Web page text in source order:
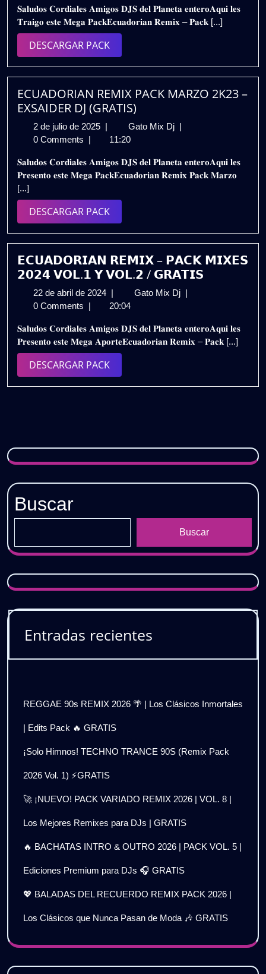
de
2024
𝐌𝐀𝐑𝐙𝐎
𝟐𝟎𝟐𝟒
𝐃𝐄𝐒𝐂𝐀𝐑𝐆𝐀
𝐆𝐑𝐀𝐓𝐈𝐒
𝐒𝐚𝐥𝐮𝐝𝐨𝐬 𝐂𝐨𝐫𝐝𝐢𝐚𝐥𝐞𝐬 𝐀𝐦𝐢𝐠𝐨𝐬 𝐃𝐉𝐒 𝐝𝐞𝐥 𝐏𝐥𝐚𝐧𝐞𝐭𝐚 𝐞𝐧𝐭𝐞𝐫𝐨𝐀𝐪𝐮𝐢 𝐥𝐞𝐬
𝐓𝐫𝐚𝐢𝐠𝐨 𝐞𝐬𝐭𝐞 𝐌𝐞𝐠𝐚 𝐏𝐚𝐜𝐤𝐄𝐜𝐮𝐚𝐝𝐨𝐫𝐢𝐚𝐧 𝐑𝐞𝐦𝐢𝐱 – 𝐏𝐚𝐜𝐤 [...]
DESCARGAR PACKDESCARGAR
PACK
ECUADORIAN REMIX PACK MARZO 2K23 –
EXSAIDER DJ (GRATIS)
2 de julio de 2025 2
de
de
2025
| Gato Mix Dj ECUADORIAN
MARZO
2K23
|
0 Comments | 11:20
𝐒𝐚𝐥𝐮𝐝𝐨𝐬 𝐂𝐨𝐫𝐝𝐢𝐚𝐥𝐞𝐬 𝐀𝐦𝐢𝐠𝐨𝐬 𝐃𝐉𝐒 𝐝𝐞𝐥 𝐏𝐥𝐚𝐧𝐞𝐭𝐚 𝐞𝐧𝐭𝐞𝐫𝐨𝐀𝐪𝐮𝐢 𝐥𝐞𝐬
𝐏𝐫𝐞𝐬𝐞𝐧𝐭𝐨 𝐞𝐬𝐭𝐞 𝐌𝐞𝐠𝐚 𝐏𝐚𝐜𝐤𝐄𝐜𝐮𝐚𝐝𝐨𝐫𝐢𝐚𝐧 𝐑𝐞𝐦𝐢𝐱 𝐏𝐚𝐜𝐤 𝐌𝐚𝐫𝐳𝐨
[...]
DESCARGAR PACKDESCARGAR
PACK
𝗘𝗖𝗨𝗔𝗗𝗢𝗥𝗜𝗔𝗡 𝗥𝗘𝗠𝗜𝗫 – 𝗣𝗔𝗖𝗞 𝗠𝗜𝗫𝗘𝗦
𝟮𝟬𝟮𝟰 𝗩𝗢𝗟.𝟭 𝗬 𝗩𝗢𝗟.𝟮 / 𝗚𝗥𝗔𝗧𝗜𝗦
22 de abril de 2024 22
de
de
2024
| Gato Mix Dj 𝗘𝗖𝗨𝗔𝗗𝗢𝗥𝗜𝗔𝗡
𝗣𝗔𝗖𝗞
𝗠𝗜𝗫𝗘𝗦
|
0 Comments | 20:04
𝐒𝐚𝐥𝐮𝐝𝐨𝐬 𝐂𝐨𝐫𝐝𝐢𝐚𝐥𝐞𝐬 𝐀𝐦𝐢𝐠𝐨𝐬 𝐃𝐉𝐒 𝐝𝐞𝐥 𝐏𝐥𝐚𝐧𝐞𝐭𝐚 𝐞𝐧𝐭𝐞𝐫𝐨𝐀𝐪𝐮𝐢 𝐥𝐞𝐬
𝐏𝐫𝐞𝐬𝐞𝐧𝐭𝐨 𝐞𝐬𝐭𝐞 𝐌𝐞𝐠𝐚 𝐀𝐩𝐨𝐫𝐭𝐞𝐄𝐜𝐮𝐚𝐝𝐨𝐫𝐢𝐚𝐧 𝐑𝐞𝐦𝐢𝐱 – 𝐏𝐚𝐜𝐤 [...]
DESCARGAR PACKDESCARGAR
PACK
Buscar
Buscar
Entradas recientes
REGGAE 90s REMIX 2026 🌴 | Los Clásicos Inmortales
| Edits Pack 🔥 GRATIS
¡Solo Himnos! TECHNO TRANCE 90S (Remix Pack
2026 Vol. 1) ⚡GRATIS
🚀 ¡NUEVO! PACK VARIADO REMIX 2026 | VOL. 8 |
Los Mejores Remixes para DJs | GRATIS
🔥 BACHATAS INTRO & OUTRO 2026 | PACK VOL. 5 |
Ediciones Premium para DJs 🎧 GRATIS
💖 BALADAS DEL RECUERDO REMIX PACK 2026 |
Los Clásicos que Nunca Pasan de Moda 🎶 GRATIS